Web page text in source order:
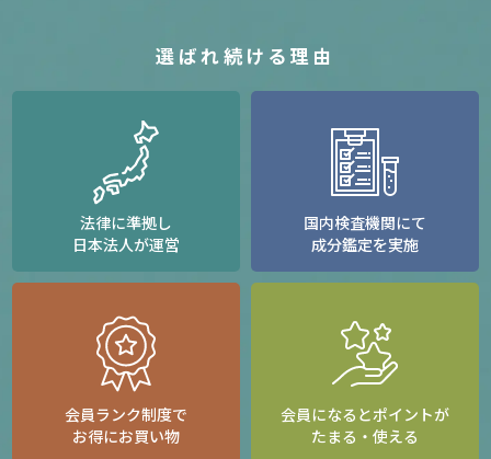
選ばれ続ける理由
法律に準拠し
日本法人が運営
国内検査機関にて
成分鑑定を実施
会員ランク制度で
お得にお買い物
会員になるとポイントが
たまる・使える